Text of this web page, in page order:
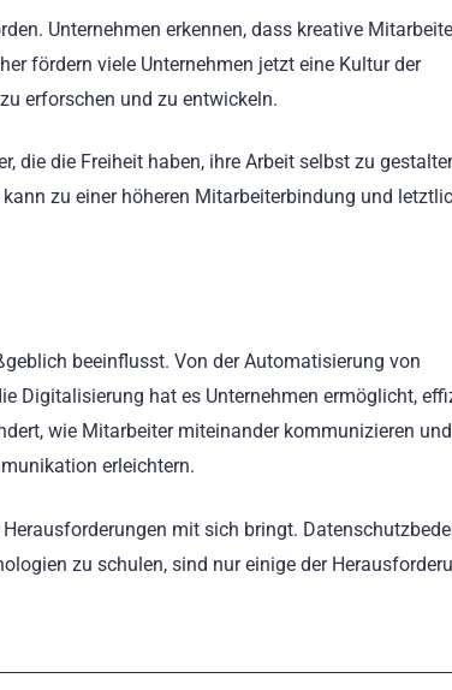
Unternehmen erkennen, dass kreative
fördern viele Unternehmen jetzt eine Kultur der
erforschen und zu entwickeln.
die die Freiheit haben, ihre Arbeit selbst zu
zu einer höheren Mitarbeiterbindung und
beeinflusst. Von der Automatisierung von
Digitalisierung hat es Unternehmen ermöglicht,
wie Mitarbeiter miteinander kommunizieren und
erleichtern.
mit sich bringt.
zu schulen, sind nur einige der